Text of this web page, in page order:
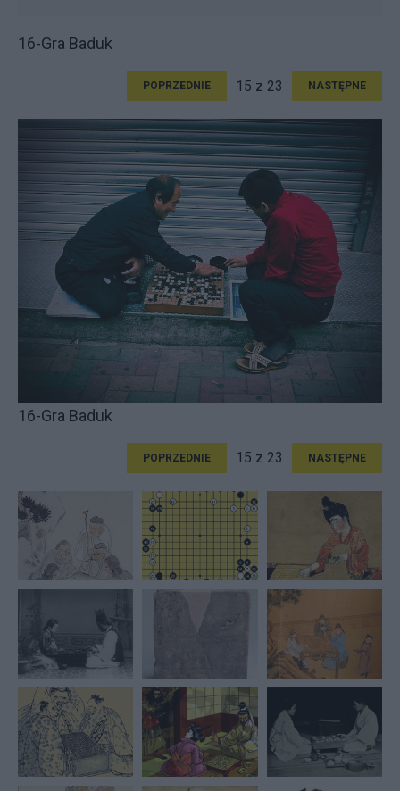
16-Gra Baduk
POPRZEDNIE 15 z 23 NASTĘPNE
16-Gra Baduk
POPRZEDNIE 15 z 23 NASTĘPNE